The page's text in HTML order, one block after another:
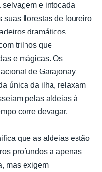
e intocada,
suas florestas de loureiro
dramáticos
trilhos que
e mágicas. Os
de Garajonay,
única da ilha, relaxam
pelas aldeias à
corre devagar.
que as aldeias estão
profundos a apenas
mas exigem